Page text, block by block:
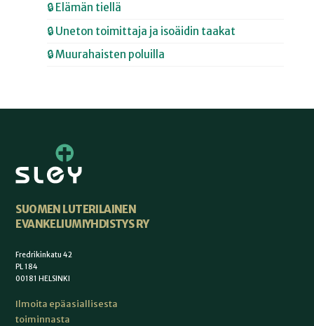
🔒 Elämän tiellä
🔒 Uneton toimittaja ja isoäidin taakat
🔒 Muurahaisten poluilla
SUOMEN LUTERILAINEN
EVANKELIUMIYHDISTYS RY
Fredrikinkatu 42
PL 184
00181 HELSINKI
Ilmoita epäasiallisesta
toiminnasta